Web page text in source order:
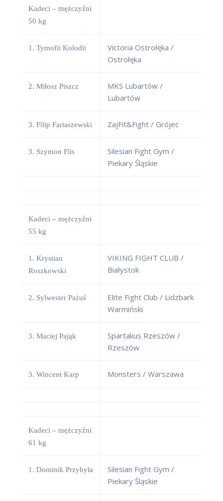
Kadeci – mężczyźni
50 kg
1. Tymofii Kolodii
Victoria Ostrołęka /
Ostrołęka
2. Miłosz Piszcz
MKS Lubartów /
Lubartów
3. Filip Fariaszewski ZajFit&Fight / Grójec
3. Szymon Flis
Silesian Fight Gym /
Piekary Śląskie
Kadeci – mężczyźni
55 kg
1. Krystian
Roszkowski
VIKING FIGHT CLUB /
Białystok
2. Sylwester Pażuś
Elite Fight Club / Lidzbark
Warmiński
3. Maciej Pająk
Spartakus Rzeszów /
Rzeszów
3. Wincent Karp Monsters / Warszawa
Kadeci – mężczyźni
61 kg
1. Dominik Przybyła
Silesian Fight Gym /
Piekary Śląskie